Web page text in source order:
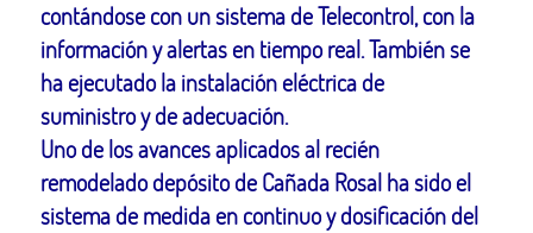
contándose con un sistema de Telecontrol, con la
información y alertas en tiempo real. También se
ha ejecutado la instalación eléctrica de
suministro y de adecuación.
Uno de los avances aplicados al recién
remodelado depósito de Cañada Rosal ha sido el
sistema de medida en continuo y dosificación del